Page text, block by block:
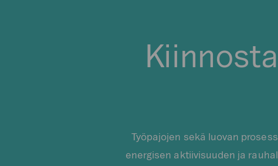
Työpajojen sekä luovan
energisen aktiivisuuden ja